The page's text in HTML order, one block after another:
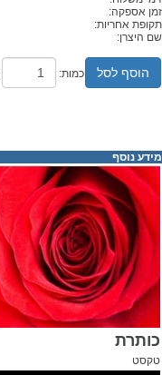
זמן אספקה:
תקופת אחריות:
שם היצרן:
הוסף לסל כמות:
מידע נוסף
כותרת
טקסט